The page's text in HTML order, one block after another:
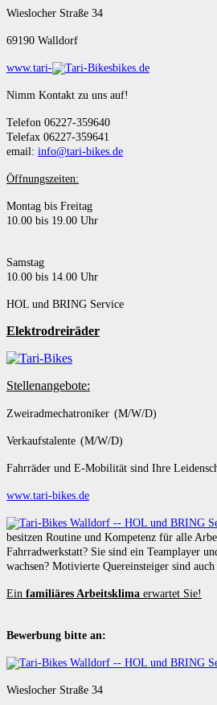
Wieslocher Straße 34
69190 Walldorf
www.tari- bikes.de
Nimm Kontakt zu uns auf!
Telefon 06227-359640
Telefax 06227-359641
email: info@tari-bikes.de
Öffnungszeiten:
Montag bis Freitag
10.00 bis 19.00 Uhr
Samstag
10.00 bis 14.00 Uhr
HOL und BRING Service
Elektrodreiräder
Stellenangebote:
Zweiradmechatroniker (M/W/D)
Verkaufstalente (M/W/D)
Fahrräder und E-Mobilität sind Ihre
www.tari-bikes.de
besitzen Routine und Kompetenz für alle
Fahrradwerkstatt? Sie sind ein Teamplayer
wachsen? Motivierte Quereinsteiger sind
Ein familiäres Arbeitsklima erwartet Sie!
Bewerbung bitte an:
Wieslocher Straße 34